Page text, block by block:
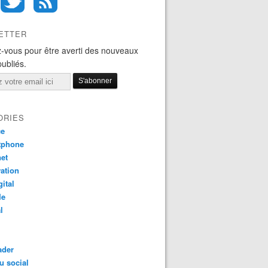
vous pour être averti des nouveaux
social